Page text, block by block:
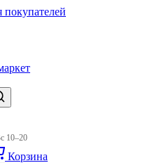
10–20
Корзина